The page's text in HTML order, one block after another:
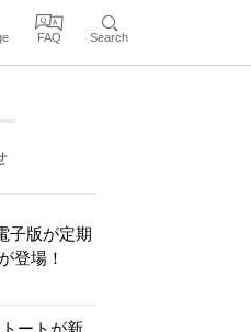
FAQ Search
子版が定期
登場！
ートが新